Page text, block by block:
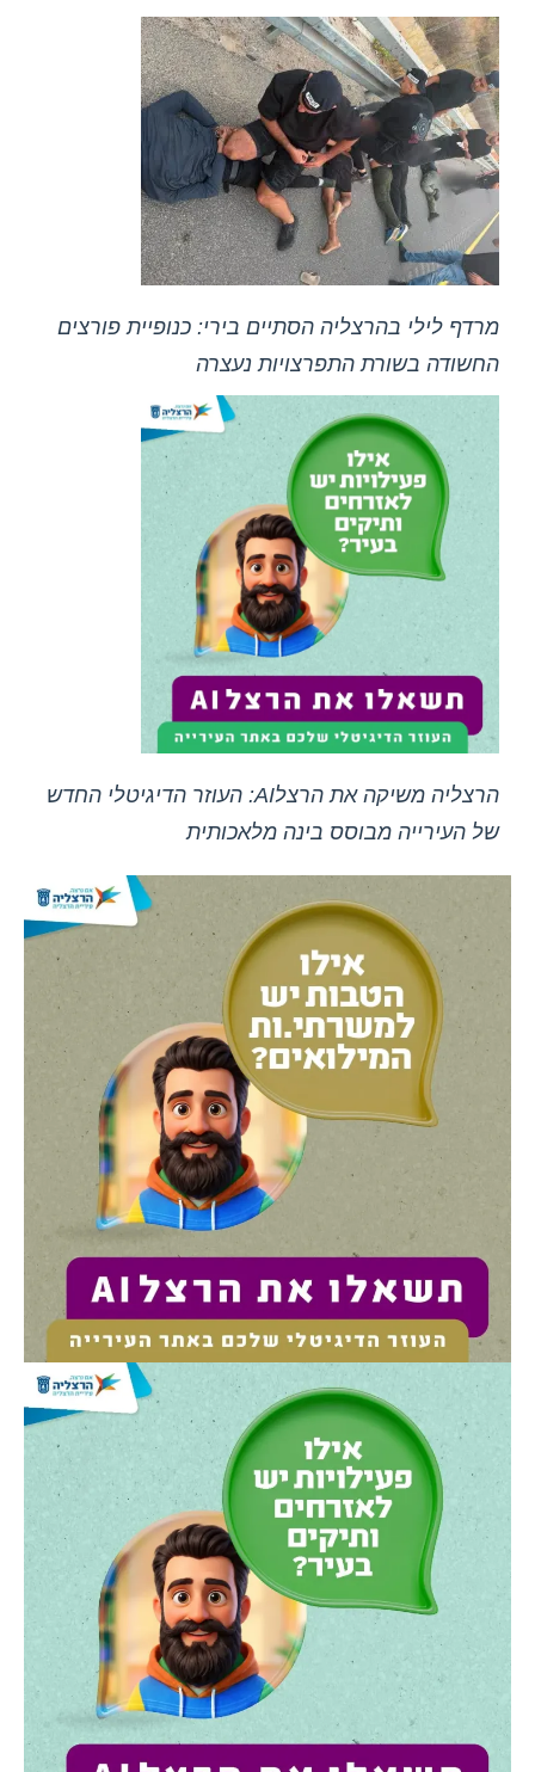
מרדף לילי בהרצליה הסתיים בירי: כנופיית פורצים
החשודה בשורת התפרצויות נעצרה
הרצליה משיקה את הרצלAI: העוזר הדיגיטלי החדש
של העירייה מבוסס בינה מלאכותית